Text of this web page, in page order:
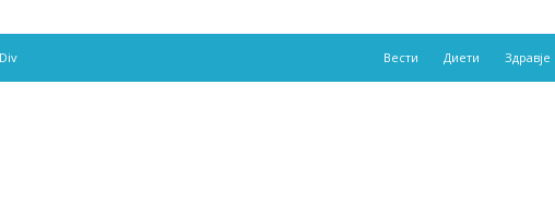
Вести Диети Здравје